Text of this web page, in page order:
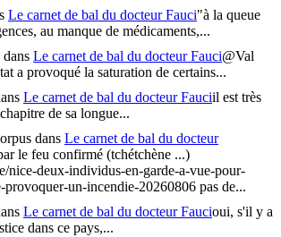
Le carnet de bal du docteur Fauci"à la queue
au manque de médicaments,...
dans Le carnet de bal du docteur Fauci@Val
a provoqué la saturation de certains...
Le carnet de bal du docteur Fauciil est très
de sa longue...
dans Le carnet de bal du docteur
le feu confirmé (tchétchène ...)
nice-deux-individus-en-garde-a-vue-pour-
provoquer-un-incendie-20260806 pas de...
Le carnet de bal du docteur Faucioui, s'il y a
dans ce pays,...